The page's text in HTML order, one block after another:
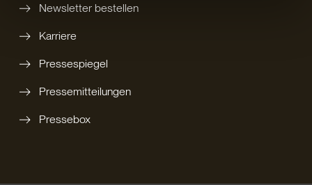
Newsletter bestellen
Karriere
Pressespiegel
Pressemitteilungen
Pressebox